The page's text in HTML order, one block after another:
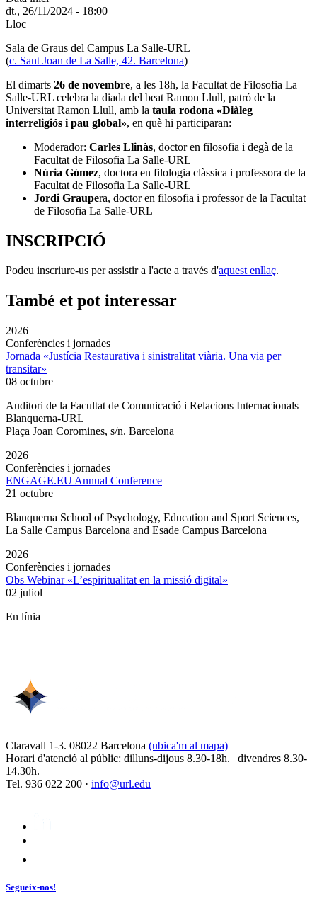
dt., 26/11/2024 - 18:00
Lloc
Sala de Graus del Campus La Salle-URL
(c. Sant Joan de La Salle, 42. Barcelona)
El dimarts 26 de novembre, a les 18h, la Facultat de Filosofia La
Salle-URL celebra la diada del beat Ramon Llull, patró de la
Universitat Ramon Llull, amb la taula rodona «Diàleg
interreligiós i pau global», en què hi participaran:
Moderador: Carles Llinàs, doctor en filosofia i degà de la
Facultat de Filosofia La Salle-URL
Núria Gómez, doctora en filologia clàssica i professora de la
Facultat de Filosofia La Salle-URL
Jordi Graupera, doctor en filosofia i professor de la Facultat
de Filosofia La Salle-URL
INSCRIPCIÓ
Podeu inscriure-us per assistir a l'acte a través d'aquest enllaç.
També et pot interessar
2026
Conferències i jornades
Jornada «Justícia Restaurativa i sinistralitat viària. Una via per
transitar»
08 octubre
Auditori de la Facultat de Comunicació i Relacions Internacionals
Blanquerna-URL
Plaça Joan Coromines, s/n. Barcelona
2026
Conferències i jornades
ENGAGE.EU Annual Conference
21 octubre
Blanquerna School of Psychology, Education and Sport Sciences,
La Salle Campus Barcelona and Esade Campus Barcelona
2026
Conferències i jornades
Obs Webinar «L’espiritualitat en la missió digital»
02 juliol
En línia
Claravall 1-3. 08022 Barcelona (ubica'm al mapa)
Horari d'atenció al públic: dilluns-dijous 8.30-18h. | divendres 8.30-
14.30h.
Tel. 936 022 200 · info@url.edu
Segueix-nos!